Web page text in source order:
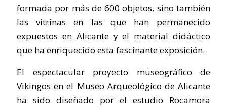
formada por más de 600 objetos, sino también
las vitrinas en las que han permanecido
expuestos en Alicante y el material didáctico
que ha enriquecido esta fascinante exposición.
El espectacular proyecto museográfico de
Vikingos en el Museo Arqueológico de Alicante
ha sido diseñado por el estudio Rocamora